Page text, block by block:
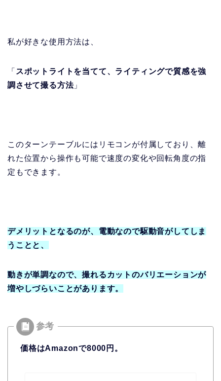
私が好きな使用方法は、
「 スポットライトを当てて、ライティングで質感を強
調させて撮る方法」
このターンテーブルにはリモコンが付属しており、離
れた位置から操作も可能で速度の変化や回転角度の指
定もできます。
デメリットとなるのが、電動なので駆動音がしてしま
うことと、
動きが単調なので、撮れるカットのバリエーションが
増やしづらいことがあります。
価格はAmazonで8000円。